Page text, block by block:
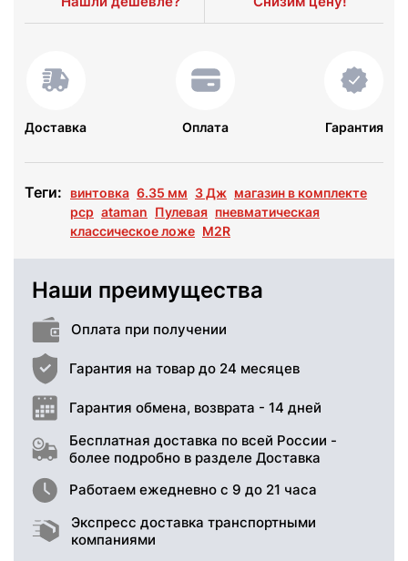
Доставка Оплата Гарантия
Теги: винтовка 6.35 мм 3 Дж магазин в комплекте
pcp ataman Пулевая пневматическая
классическое ложе M2R
Наши преимущества
Оплата при получении
Гарантия на товар до 24 месяцев
Гарантия обмена, возврата - 14 дней
Бесплатная доставка по всей России -
более подробно в разделе Доставка
Работаем ежедневно с 9 до 21 часа
Экспресс доставка транспортными
компаниями